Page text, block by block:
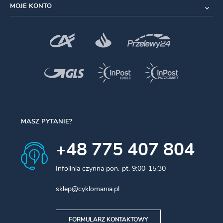
Specyfikacja:
Zastosowanie
Liczba zębów: 52T
Możliwe kombinacje:
asymetryczny
Materiał:
Małe zębatki (34T, 36T): Aluminium (anodowane)
Duże zębatki (50T, 52T):Kompozyt aluminium/włókno
szklane (GFRP, anodowane)
MOJE KONTO
MASZ PYTANIE?
+48 775 407 804
Infolinia czynna pon.-pt. 9:00-15:30
sklep@cyklomania.pl
FORMULARZ KONTAKTOWY